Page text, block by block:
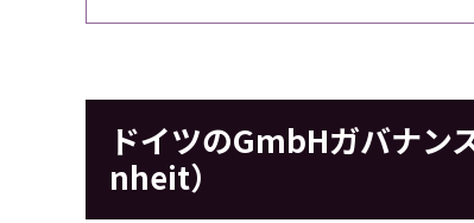
ドイツのGmbHガバナ
nheit）